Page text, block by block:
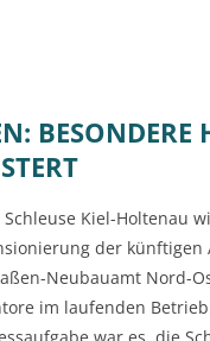
BESONDERE
Schleuse Kiel-Holtenau
der künftigen
Neubauamt Nord-
im laufenden